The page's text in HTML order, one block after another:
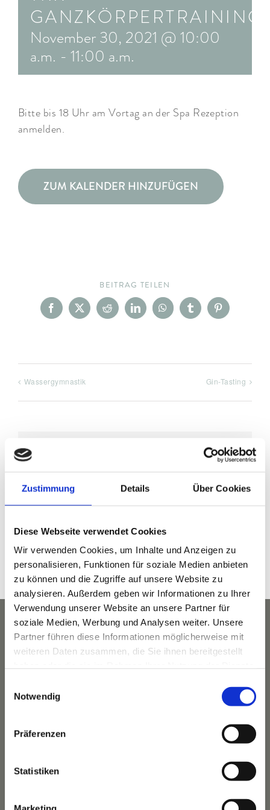
Zustimmung Details Über Cookies
Diese Webseite verwendet Cookies
Wir verwenden Cookies, um Inhalte und Anzeigen zu
personalisieren, Funktionen für soziale Medien anbieten
zu können und die Zugriffe auf unsere Website zu
analysieren. Außerdem geben wir Informationen zu Ihrer
Verwendung unserer Website an unsere Partner für
soziale Medien, Werbung und Analysen weiter. Unsere
Partner führen diese Informationen möglicherweise mit
weiteren Daten zusammen, die Sie ihnen bereitgestellt
Notwendig
Präferenzen
Statistiken
ARRANGEMENTS
WISSENSWERTES
GANZKÖRPERTRAINING
November 30, 2021 @ 10:00
a.m. - 11:00 a.m.
Bitte bis 18 Uhr am Vortag an der Spa Rezeption
anmelden.
ZUM KALENDER HINZUFÜGEN
BEITRAG TEILEN
Facebook
X RedditLinkedInWhatsAppTumblrPinterest
Wassergymnastik Gin-Tasting
Datum:
Zeit:
10:00 a.m. - 11:00 a.m.
Veranstaltungskategorie:
Fitness